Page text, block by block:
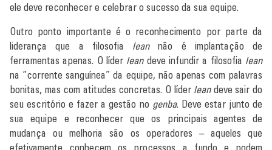
ele deve reconhecer e celebrar o sucesso da sua equipe.
Outro ponto importante é o reconhecimento por parte da
liderança que a filosofia leannão é implantação de
ferramentas apenas. O líder leandeve infundir a filosofia lean
na “corrente sanguínea” da equipe, não apenas com palavras
bonitas, mas com atitudes concretas. O líder leandeve sair do
seu escritório e fazer a gestão no genba. Deve estar junto de
sua equipe e reconhecer que os principais agentes de
mudança ou melhoria são os operadores – aqueles que
efetivamente conhecem os processos a fundo e podem